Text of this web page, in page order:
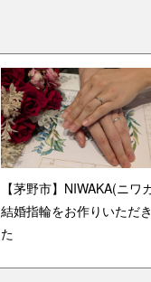
【茅野市】NIWAKA(ニワ
結婚指輪をお作りいただ
た